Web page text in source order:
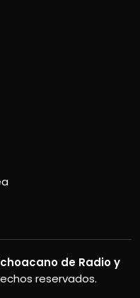
de Radio y
reservados.